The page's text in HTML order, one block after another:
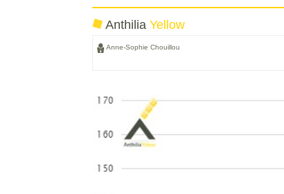
AnthiliaYellow
Anne-Sophie Chouillou